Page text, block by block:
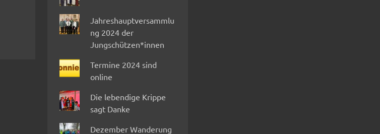
Jahreshauptversammlu
ng 2024 der
Jungschützen*innen
Termine 2024 sind
online
Die lebendige Krippe
sagt Danke
Dezember Wanderung